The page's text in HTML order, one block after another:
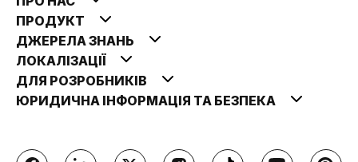
ПРОДУКТ
ДЖЕРЕЛА ЗНАНЬ
ЛОКАЛІЗАЦІЇ
ДЛЯ РОЗРОБНИКІВ
ЮРИДИЧНА ІНФОРМАЦІЯ ТА БЕЗПЕКА